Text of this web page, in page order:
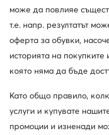
GINO ROSSI
Покажете повече
може да повлияе
т.е. напр. резултатът
оферта за обувки,
историята на
която няма да бъде
Като общо правило,
услуги и купувате
промоции и изненади